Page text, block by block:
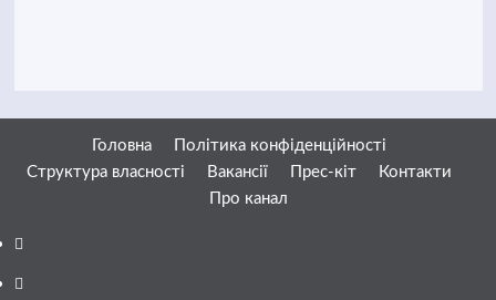
Головна
Політика конфіденційності
Структура власності
Вакансії Прес-кіт
Контакти
Про канал
Facebook
YouTube